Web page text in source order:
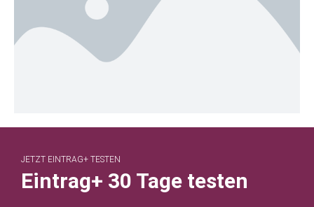
JETZT EINTRAG+ TESTEN
Eintrag+ 30 Tage testen